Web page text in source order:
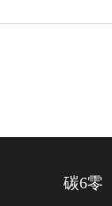
碳6零